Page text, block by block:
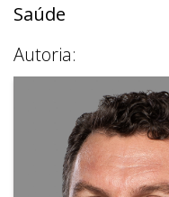
Saúde
Autoria: